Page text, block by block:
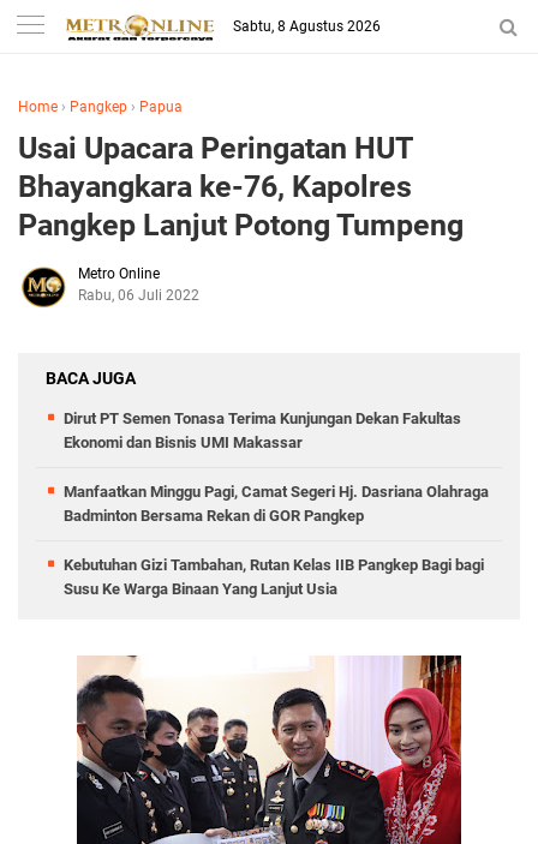
Sabtu, 8 Agustus 2026
Home › Pangkep › Papua
Usai Upacara Peringatan HUT
Bhayangkara ke-76, Kapolres
Pangkep Lanjut Potong Tumpeng
Metro Online
Rabu, 06 Juli 2022
BACA JUGA
Dirut PT Semen Tonasa Terima Kunjungan Dekan Fakultas
Ekonomi dan Bisnis UMI Makassar
Manfaatkan Minggu Pagi, Camat Segeri Hj. Dasriana Olahraga
Badminton Bersama Rekan di GOR Pangkep
Kebutuhan Gizi Tambahan, Rutan Kelas IIB Pangkep Bagi bagi
Susu Ke Warga Binaan Yang Lanjut Usia